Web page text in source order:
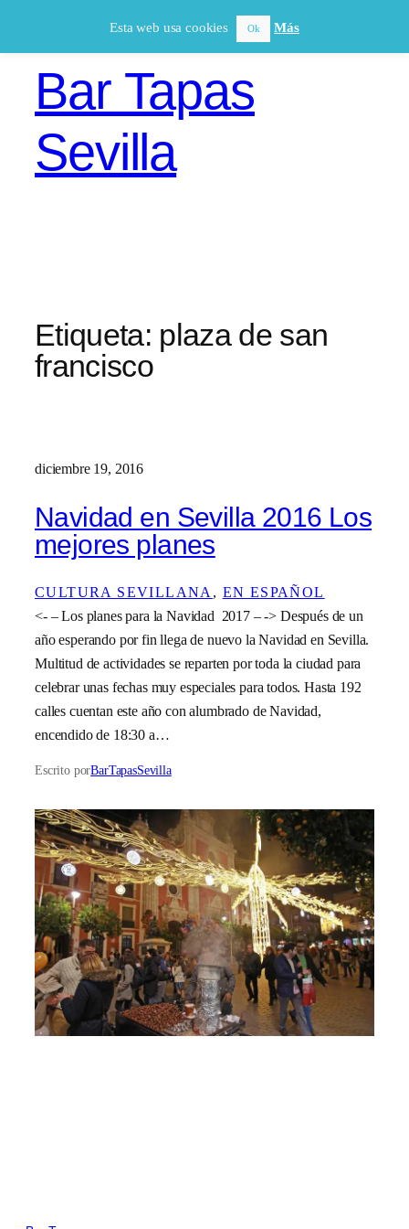
Bar Tapas
Sevilla
Etiqueta: plaza de san
francisco
diciembre 19, 2016
Navidad en Sevilla 2016 Los
mejores planes
CULTURA SEVILLANA, EN ESPAÑOL
<- – Los planes para la Navidad 2017 – -> Después de un
año esperando por fin llega de nuevo la Navidad en Sevilla.
Multitud de actividades se reparten por toda la ciudad para
celebrar unas fechas muy especiales para todos. Hasta 192
calles cuentan este año con alumbrado de Navidad,
encendido de 18:30 a…
Escrito porBarTapasSevilla
Esta web usa cookies Ok Más